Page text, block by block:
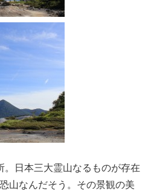
。日本三大霊山なるものが存在
山なんだそう。その景観の美